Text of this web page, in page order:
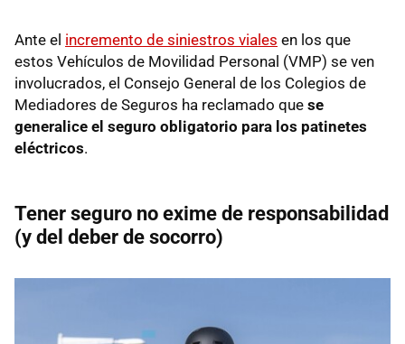
Ante el incremento de siniestros viales en los que
estos Vehículos de Movilidad Personal (VMP) se ven
involucrados, el Consejo General de los Colegios de
Mediadores de Seguros ha reclamado que se
generalice el seguro obligatorio para los patinetes
eléctricos.
Tener seguro no exime de responsabilidad
(y del deber de socorro)